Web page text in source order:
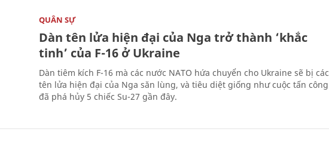
QUÂN SỰ
Dàn tên lửa hiện đại của Nga trở thành ‘khắc
tinh’ của F-16 ở Ukraine
Dàn tiêm kích F-16 mà các nước NATO hứa chuyển cho Ukraine sẽ bị các
tên lửa hiện đại của Nga săn lùng, và tiêu diệt giống như cuộc tấn công
đã phá hủy 5 chiếc Su-27 gần đây.